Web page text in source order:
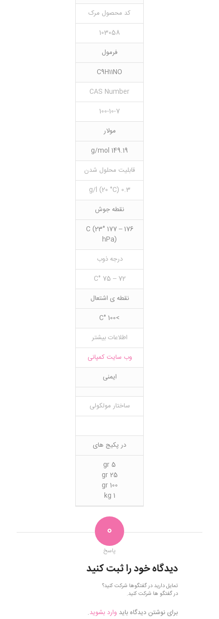
کد محصول مرک
103058
فرمول
C9H11NO
CAS Number
100-10-7
مولار
149.19 g/mol
قابلیت محلول شدن
0.3 g/l (20 °C)
نقطه جوش
176 – 177 °C (23
hPa)
درجه ذوب
72 – 75 °C
نقطه ی اشتعال
>100 °C
اطلاعات بیشتر
وب سایت کمپانی
ایمنی
ساختار مولکولی
در پکیج های
5 gr
25 gr
100 gr
1 kg
0
پاسخ
دیدگاه خود را ثبت کنید
تمایل دارید در گفتگوها شرکت کنید؟
در گفتگو ها شرکت کنید.
برای نوشتن دیدگاه باید وارد بشوید.